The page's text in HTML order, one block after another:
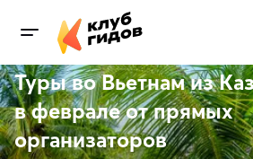
Туры во Вьетнам из
в феврале отпрямых
организаторов